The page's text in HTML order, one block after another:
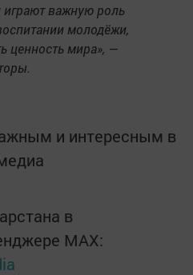
играют важную роль
молодёжи,
ценность мира», —
и интересным в
в
MАХ: